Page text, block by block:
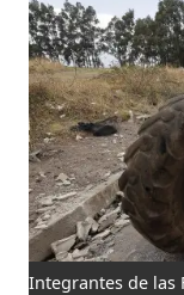
Integrantes de las